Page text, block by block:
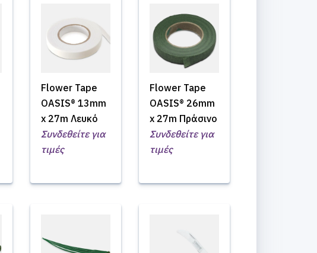
Flower Tape
OASIS® 13mm
x 27m Λευκό
Συνδεθείτε για
τιμές
Flower Tape
OASIS® 26mm
x 27m Πράσινο
Συνδεθείτε για
τιμές